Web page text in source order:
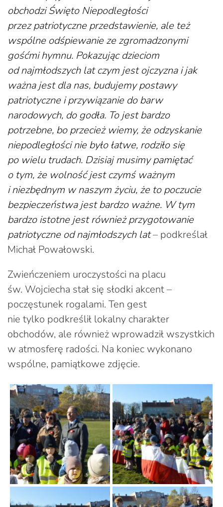
obchodzi Święto Niepodległości
przez patriotyczne przedstawienie, ale też
wspólne odśpiewanie ze zgromadzonymi
gośćmi hymnu. Pokazując dzieciom
od najmłodszych lat czym jest ojczyzna i jak
ważna jest dla nas, budujemy postawy
patriotyczne i przywiązanie do barw
narodowych, do godła. To jest bardzo
potrzebne, bo przecież wiemy, że odzyskanie
niepodległości nie było łatwe, rodziło się
po wielu trudach. Dzisiaj musimy pamiętać
o tym, że wolność jest czymś ważnym
i niezbędnym w naszym życiu, że to poczucie
bezpieczeństwa jest bardzo ważne. W tym
bardzo istotne jest również przygotowanie
patriotyczne od najmłodszych lat– podkreślał
Michał Powałowski.
Zwieńczeniem uroczystości na placu
św. Wojciecha stał się słodki akcent –
poczęstunek rogalami. Ten gest
nie tylko podkreślił lokalny charakter
obchodów, ale również wprowadził wszystkich
w atmosferę radości. Na koniec wykonano
wspólne, pamiątkowe zdjęcie.